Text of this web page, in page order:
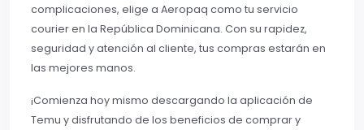
complicaciones, elige a Aeropaq como tu servicio
courier en la República Dominicana. Con su rapidez,
seguridad y atención al cliente, tus compras estarán en
las mejores manos.
¡Comienza hoy mismo descargando la aplicación de
Temu y disfrutando de los beneficios de comprar y